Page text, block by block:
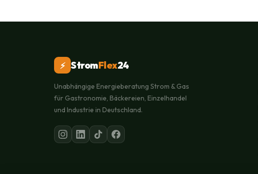
⚡ StromFlex24
Unabhängige Energieberatung Strom & Gas
für Gastronomie, Bäckereien, Einzelhandel
und Industrie in Deutschland.